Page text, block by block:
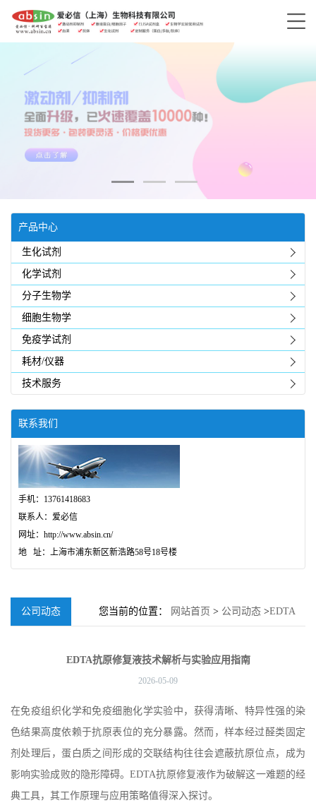
产品中心
生化试剂
化学试剂
分子生物学
细胞生物学
免疫学试剂
耗材/仪器
技术服务
联系我们
手机：13761418683
联系人：爱必信
网址：http://www.absin.cn/
地 址：上海市浦东新区新浩路58号18号楼
公司动态 您当前的位置： 网站首页 > 公司动态 >EDTA
EDTA抗原修复液技术解析与实验应用指南
2026-05-09
在免疫组织化学和免疫细胞化学实验中，获得清晰、特异性强的染
色结果高度依赖于抗原表位的充分暴露。然而，样本经过醛类固定
剂处理后，蛋白质之间形成的交联结构往往会遮蔽抗原位点，成为
影响实验成败的隐形障碍。EDTA抗原修复液作为破解这一难题的经
典工具，其工作原理与应用策略值得深入探讨。